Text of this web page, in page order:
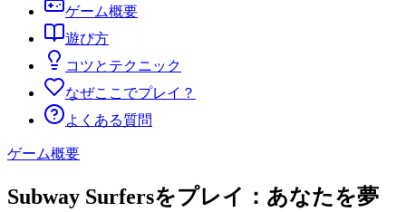
ゲーム概要
遊び方
コツとテクニック
なぜここでプレイ？
よくある質問
ゲーム概要
Subway Surfersをプレイ：あなたを夢